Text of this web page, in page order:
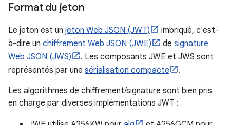
Format du jeton
Le jeton est un jeton Web JSON (JWT)
imbriqué, c'est-
à-dire un chiffrement Web JSON (JWE) de signature
Web JSON (JWS)
. Les composants JWE et JWS sont
représentés par une sérialisation compacte
.
Les algorithmes de chiffrement/signature sont bien pris
en charge par diverses implémentations JWT :